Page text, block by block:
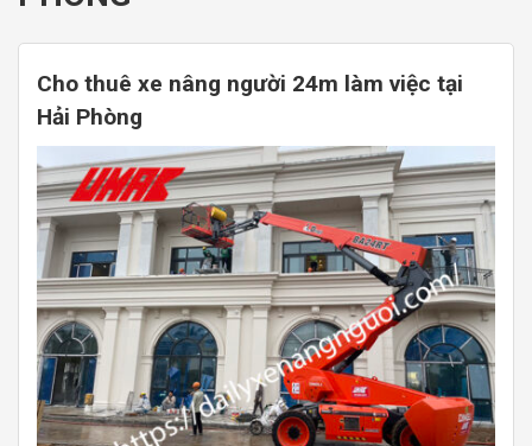
Cho thuê xe nâng người 24m làm việc tại
Hải Phòng